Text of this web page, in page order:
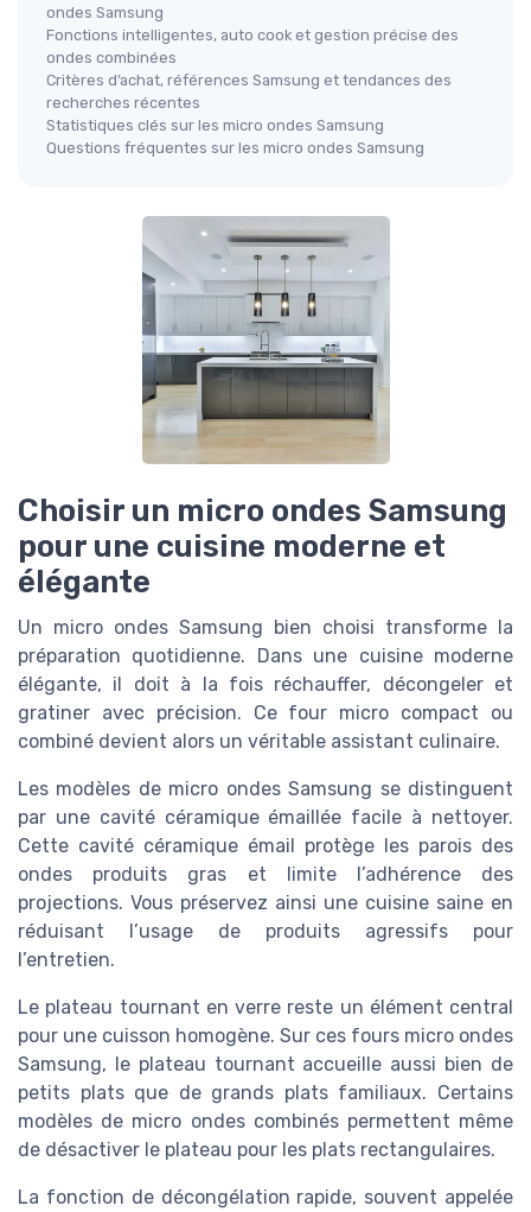
ondes Samsung
Fonctions intelligentes, auto cook et gestion précise des
ondes combinées
Critères d’achat, références Samsung et tendances des
recherches récentes
Statistiques clés sur les micro ondes Samsung
Questions fréquentes sur les micro ondes Samsung
Choisir un micro ondes Samsung
pour une cuisine moderne et
élégante
Un micro ondes Samsung bien choisi transforme la
préparation quotidienne. Dans une cuisine moderne
élégante, il doit à la fois réchauffer, décongeler et
gratiner avec précision. Ce four micro compact ou
combiné devient alors un véritable assistant culinaire.
Les modèles de micro ondes Samsung se distinguent
par une cavité céramique émaillée facile à nettoyer.
Cette cavité céramique émail protège les parois des
ondes produits gras et limite l’adhérence des
projections. Vous préservez ainsi une cuisine saine en
réduisant l’usage de produits agressifs pour
l’entretien.
Le plateau tournant en verre reste un élément central
pour une cuisson homogène. Sur ces fours micro ondes
Samsung, le plateau tournant accueille aussi bien de
petits plats que de grands plats familiaux. Certains
modèles de micro ondes combinés permettent même
de désactiver le plateau pour les plats rectangulaires.
La fonction de décongélation rapide, souvent appelée